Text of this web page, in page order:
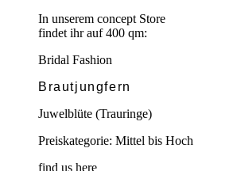
In unserem concept Store
findet ihr auf 400 qm:
Bridal Fashion
Brautjungfern
Juwelblüte (Trauringe)
Preiskategorie: Mittel bis Hoch
find us here